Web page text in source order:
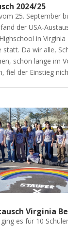
2024/25
25. September
der USA-
in Virginia
statt. Da wir alle,
schon lange im
fiel der Einstieg
Virginia
es für 10